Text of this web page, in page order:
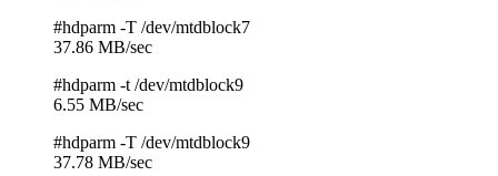
#hdparm -T /dev/mtdblock7
37.86 MB/sec
#hdparm -t /dev/mtdblock9
6.55 MB/sec
#hdparm -T /dev/mtdblock9
37.78 MB/sec